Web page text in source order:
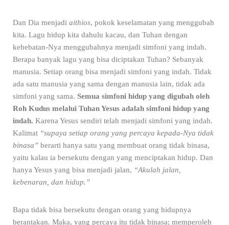
Dan Dia menjadi aithios, pokok keselamatan yang menggubah
kita. Lagu hidup kita dahulu kacau, dan Tuhan dengan
kehebatan-Nya menggubahnya menjadi simfoni yang indah.
Berapa banyak lagu yang bisa diciptakan Tuhan? Sebanyak
manusia. Setiap orang bisa menjadi simfoni yang indah. Tidak
ada satu manusia yang sama dengan manusia lain, tidak ada
simfoni yang sama. Semua simfoni hidup yang digubah oleh
Roh Kudus melalui Tuhan Yesus adalah simfoni hidup yang
indah. Karena Yesus sendiri telah menjadi simfoni yang indah.
Kalimat “supaya setiap orang yang percaya kepada-Nya tidak
binasa” berarti hanya satu yang membuat orang tidak binasa,
yaitu kalau ia bersekutu dengan yang menciptakan hidup. Dan
hanya Yesus yang bisa menjadi jalan, “Akulah jalan,
kebenaran, dan hidup.”
Bapa tidak bisa bersekutu dengan orang yang hidupnya
berantakan. Maka, yang percaya itu tidak binasa; memperoleh